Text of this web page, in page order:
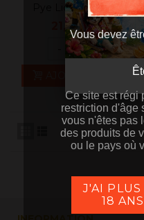
Pye Liquids BUTTER
PECAN TOFFEE
21,90 € TTC
+
AJOUTER AU
Ce site est régi
restriction d'âge
vous n'êtes pas
des produits de
ou le pays où
Vous devez
Ce site est régi
restriction d'âge
vous n'êtes pas
des produits de
ou le pays où
J'AI PLUS
18 ANS